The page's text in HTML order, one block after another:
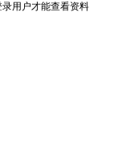
录用户才能查看资料